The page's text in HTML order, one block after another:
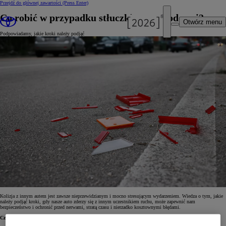
Przejdź do głównej zawartości (Press Enter)
Otwórz menu
Co robić w przypadku stłuczki samochodowej?
Podpowiadamy, jakie kroki należy podjąć
Kolizja z innym autem jest zawsze nieprzewidzianym i mocno stresującym wydarzeniem. Wiedza o tym, jakie
należy podjąć kroki, gdy nasze auto zderzy się z innym uczestnikiem ruchu, może zapewnić nam
bezpieczeństwo i ochronić przed nerwami, stratą czasu i nierzadko kosztownymi błędami.
Czym różni się wypadek od kolizji drogowej?